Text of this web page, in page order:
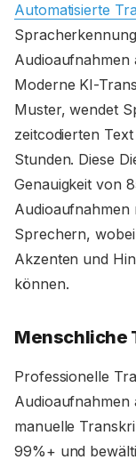
Automatisierte
Audioaufnahmen
Moderne KI-
Muster, wendet
zeitcodierten
Stunden. Diese
Genauigkeit von
Audioaufnahmen
Sprechern,
Akzenten und
können.
Menschliche
Professionelle
Audioaufnahmen
manuelle
99%+ und